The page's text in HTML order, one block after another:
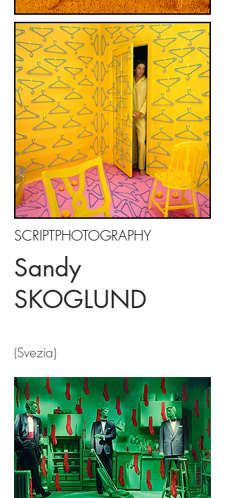
SCRIPTPHOTOGRAPHY
Sandy
SKOGLUND
(Svezia)